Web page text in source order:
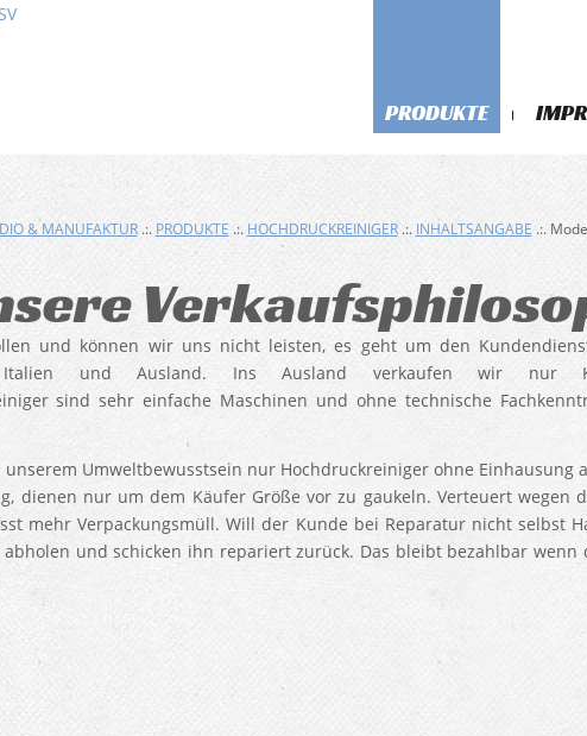
PRODUKTE
& MANUFAKTUR.:. PRODUKTE .:. HOCHDRUCKREINIGER.:. INHALTSANGABE .:.
und können wir uns nicht leisten, es geht um den
und Ausland. Ins Ausland verkaufen wir nur
sind sehr einfache Maschinen und ohne technische
Umweltbewusstsein nur Hochdruckreiniger ohne Einhausung
dienen nur um dem Käufer Größe vor zu gaukeln. Verteuert wegen
mehr Verpackungsmüll. Will der Kunde bei Reparatur nicht selbst
und schicken ihn repariert zurück. Das bleibt bezahlbar